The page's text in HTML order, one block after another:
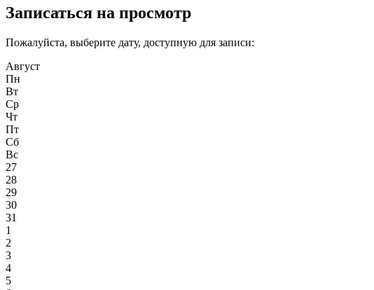
Записаться на просмотр
Пожалуйста, выберите дату, доступную для записи:
Август
Пн
Вт
Ср
Чт
Пт
Сб
Вс
27
28
29
30
31
1
2
3
4
5